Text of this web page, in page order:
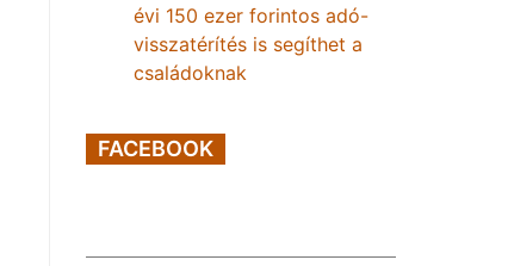
évi 150 ezer forintos adó-
visszatérítés is segíthet a
családoknak
FACEBOOK